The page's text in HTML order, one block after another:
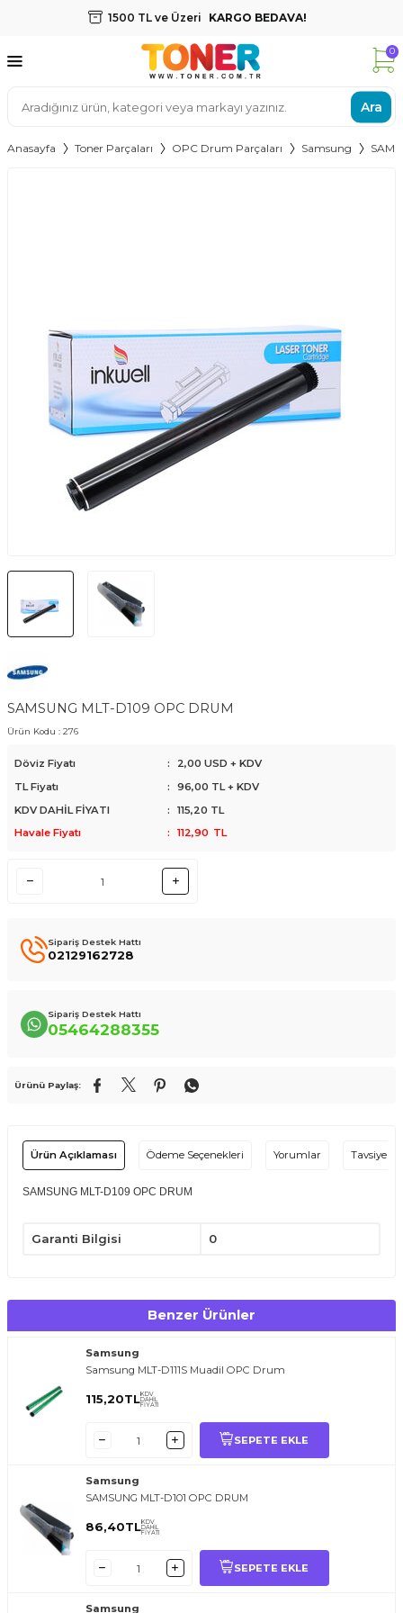
1500 TL ve Üzeri KARGO BEDAVA!
Ara
0
Anasayfa Toner Parçaları OPC Drum Parçaları Samsung
SAMSUNG MLT-D109 OPC DRUM
Ürün Kodu : 276
Döviz Fiyatı :
2,00 USD + KDV
TL Fiyatı
: 96,00 TL + KDV
KDV DAHİL FİYATI
: 115,20 TL
Havale Fiyatı
: 112,90 TL
Sipariş Destek Hattı
02129162728
Sipariş Destek Hattı
05464288355
Ürünü Paylaş:
Ürün Açıklaması Ödeme Seçenekleri Yorumlar Tavsiye Et
SAMSUNG MLT-D109 OPC DRUM
Garanti Bilgisi 0
Benzer Ürünler
Samsung
Samsung MLT-D111S Muadil OPC Drum
115,20TLKDV
DAHİL
FİYATI
SEPETE EKLE
Samsung
SAMSUNG MLT-D101 OPC DRUM
86,40TLKDV
DAHİL
FİYATI
SEPETE EKLE
Samsung